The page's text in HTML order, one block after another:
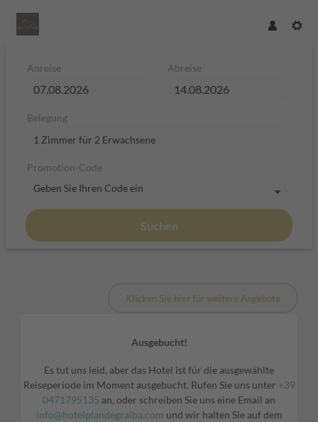
Anreise Abreise
Belegung
1 Zimmer für 2 Erwachsene
Promotion-Code
Geben Sie Ihren Code ein
Suchen
Hotel Plan de Gralba - das
Klicken Sie hier für weitere Angebote
Ausgebucht!
Es tut uns leid, aber das Hotel ist für die ausgewählte
Reiseperiode im Moment ausgebucht. Rufen Sie uns unter +39
0471795135 an, oder schreiben Sie uns eine Email an
info@hotelplandegralba.com und wir halten Sie auf dem